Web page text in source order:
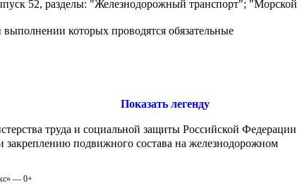
52, разделы: "Железнодорожный транспорт"; "Морской
которых проводятся обязательные
Показать легенду
труда и социальной защиты Российской Федерации
закреплению подвижного состава на железнодорожном
— 0+